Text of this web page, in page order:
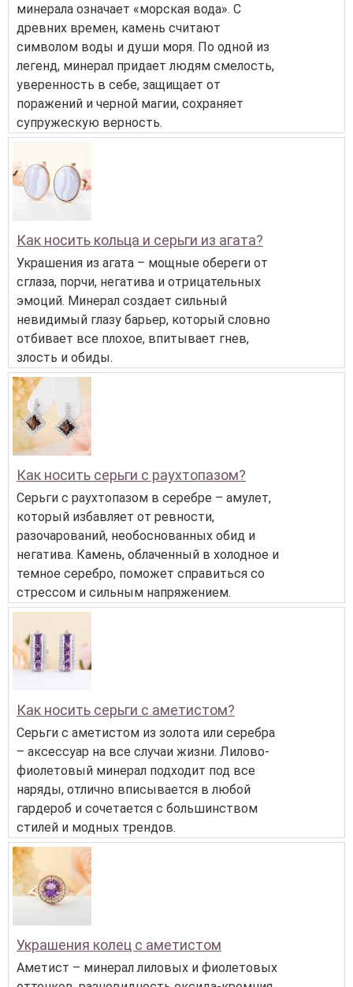
минерала означает «морская вода». С
древних времен, камень считают
символом воды и души моря. По одной из
легенд, минерал придает людям смелость,
уверенность в себе, защищает от
поражений и черной магии, сохраняет
супружескую верность.
Как носить кольца и серьги из агата?
Украшения из агата – мощные обереги от
сглаза, порчи, негатива и отрицательных
эмоций. Минерал создает сильный
невидимый глазу барьер, который словно
отбивает все плохое, впитывает гнев,
злость и обиды.
Как носить серьги с раухтопазом?
Серьги с раухтопазом в серебре – амулет,
который избавляет от ревности,
разочарований, необоснованных обид и
негатива. Камень, облаченный в холодное и
темное серебро, поможет справиться со
стрессом и сильным напряжением.
Как носить серьги с аметистом?
Серьги с аметистом из золота или серебра
– аксессуар на все случаи жизни. Лилово-
фиолетовый минерал подходит под все
наряды, отлично вписывается в любой
гардероб и сочетается с большинством
стилей и модных трендов.
Украшения колец с аметистом
Аметист – минерал лиловых и фиолетовых